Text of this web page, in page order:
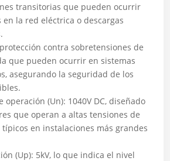
transitorias que pueden ocurrir
la red eléctrica o descargas
contra sobretensiones de
que pueden ocurrir en sistemas
asegurando la seguridad de los
(Un): 1040V DC, diseñado
que operan a altas tensiones de
en instalaciones más grandes
(Up): 5kV, lo que indica el nivel